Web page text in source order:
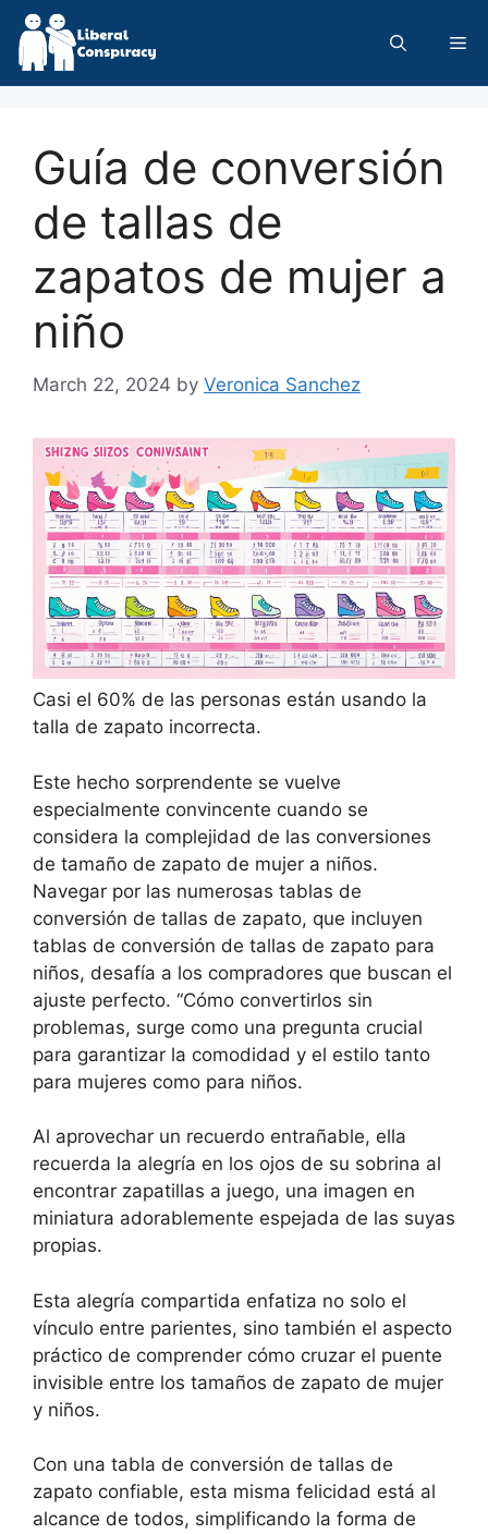
Skip
content
Guía de conversión
de tallas de
zapatos de mujer a
niño
March 22, 2024 by Veronica Sanchez
Casi el 60% de las personas están usando la
talla de zapato incorrecta.
Este hecho sorprendente se vuelve
especialmente convincente cuando se
considera la complejidad de las conversiones
de tamaño de zapato de mujer a niños.
Navegar por las numerosas tablas de
conversión de tallas de zapato, que incluyen
tablas de conversión de tallas de zapato para
niños, desafía a los compradores que buscan el
ajuste perfecto. “Cómo convertirlos sin
problemas, surge como una pregunta crucial
para garantizar la comodidad y el estilo tanto
para mujeres como para niños.
Al aprovechar un recuerdo entrañable, ella
recuerda la alegría en los ojos de su sobrina al
encontrar zapatillas a juego, una imagen en
miniatura adorablemente espejada de las suyas
propias.
Esta alegría compartida enfatiza no solo el
vínculo entre parientes, sino también el aspecto
práctico de comprender cómo cruzar el puente
invisible entre los tamaños de zapato de mujer
y niños.
Con una tabla de conversión de tallas de
zapato confiable, esta misma felicidad está al
alcance de todos, simplificando la forma de